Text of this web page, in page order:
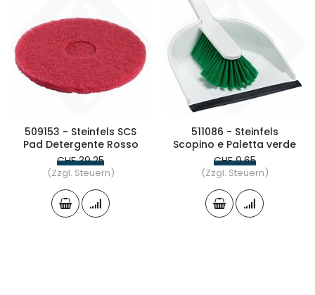
509153 - Steinfels SCS
Pad Detergente Rosso
CHF 39.25
(Zzgl. Steuern)
511086 - Steinfels
Scopino e Paletta verde
CHF 9.65
(Zzgl. Steuern)